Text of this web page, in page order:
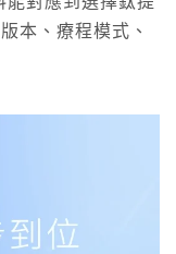
本、療程模式、